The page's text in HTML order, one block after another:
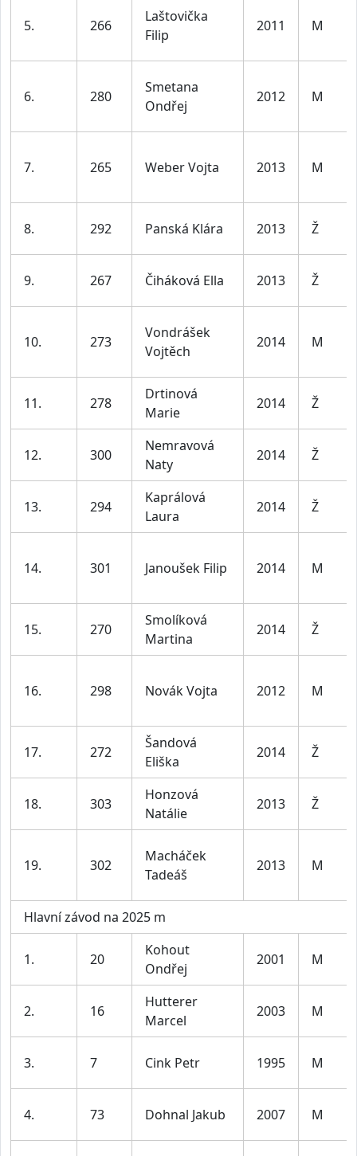
5. 266
Laštovička
Filip
2011 M
6. 280
Smetana
Ondřej
2012 M
7. 265 Weber Vojta 2013 M
8. 292 Panská Klára 2013 Ž
9. 267 Čiháková Ella 2013 Ž
10. 273
Vondrášek
Vojtěch
2014 M
11. 278
Drtinová
Marie
2014 Ž
12. 300
Nemravová
Naty
2014 Ž
13. 294
Kaprálová
Laura
2014 Ž
14. 301 Janoušek Filip 2014 M
15. 270
Smolíková
Martina
2014 Ž
16. 298 Novák Vojta 2012 M
17. 272
Šandová
Eliška
2014 Ž
18. 303
Honzová
Natálie
2013 Ž
19. 302
Macháček
Tadeáš
2013 M
Hlavní závod na 2025 m
1. 20
Kohout
Ondřej
2001 M
2. 16
Hutterer
Marcel
2003 M
3. 7 Cink Petr 1995 M
4. 73 Dohnal Jakub 2007 M